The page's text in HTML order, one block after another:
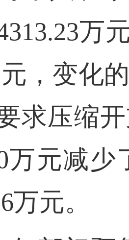
万
，变化
求压缩
万元减
万元。